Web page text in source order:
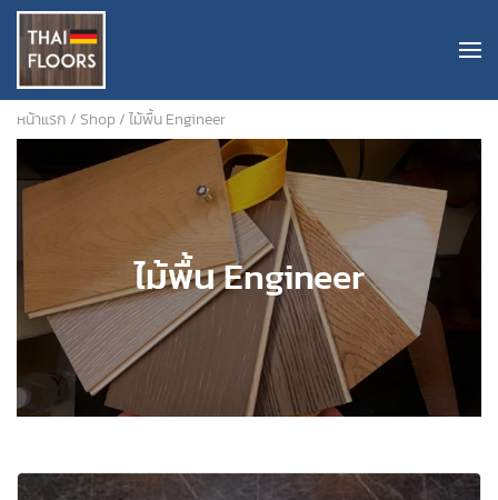
หน้าแรก / Shop / ไม้พื้น Engineer
ไม้พื้น Engineer